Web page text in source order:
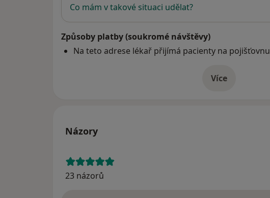
Co mám v takové situaci udělat?
Způsoby platby (soukromé návštěvy)
Na teto adrese lékař přijímá pacienty na pojišťovnu
Víceo adrese
Názory
23 názorů